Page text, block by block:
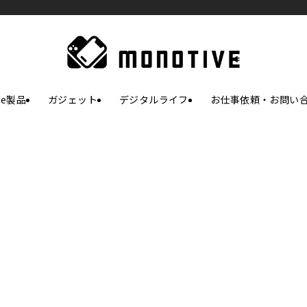
製品 ガジェット デジタルライフ お仕事依頼・お問い